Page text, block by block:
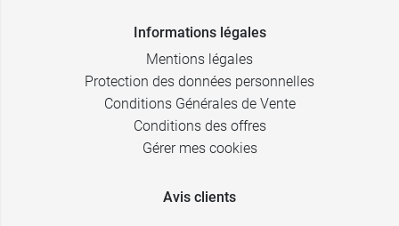
Informations légales
Mentions légales
Protection des données personnelles
Conditions Générales de Vente
Conditions des offres
Gérer mes cookies
Avis clients